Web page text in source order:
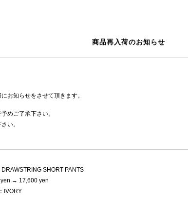
商品再入荷のお知らせ
お知らせをさせて頂きます。
めご了承下さい。
い。
SHORT PANTS
→ 17,600 yen
IVORY